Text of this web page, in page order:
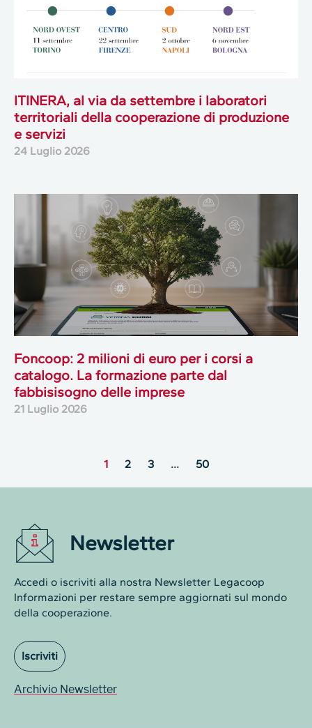
ITINERA, al via da settembre i laboratori
territoriali della cooperazione di produzione
e servizi
24 Luglio 2026
Foncoop: 2 milioni di euro per i corsi a
catalogo. La formazione parte dal
fabbisisogno delle imprese
21 Luglio 2026
1 2 3 … 50
Newsletter
Accedi o iscriviti alla nostra Newsletter Legacoop
Informazioni per restare sempre aggiornati sul mondo
della cooperazione.
Iscriviti
Archivio Newsletter